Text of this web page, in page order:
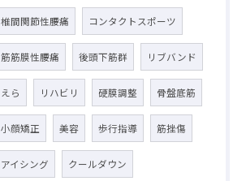
椎間関節性腰痛 コンタクトスポーツ
筋筋膜性腰痛 後頭下筋群 リブバンド
えら リハビリ 硬膜調整 骨盤底筋
小顔矯正 美容 歩行指導 筋挫傷
アイシング クールダウン